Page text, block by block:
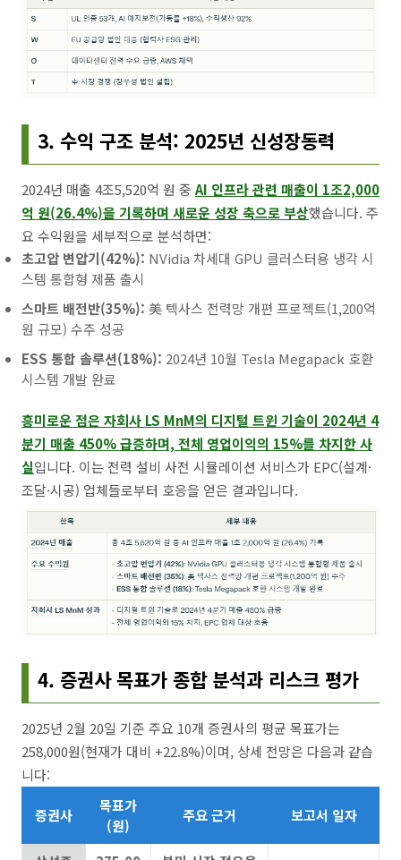
3. 수익 구조 분석: 2025년 신성장동력
2024년 매출 4조5,520억 원 중 AI 인프라 관련 매출이 1조2,000
억 원(26.4%)을 기록하며 새로운 성장 축으로 부상했습니다. 주
요 수익원을 세부적으로 분석하면:
초고압 변압기(42%): NVidia 차세대 GPU 클러스터용 냉각 시
스템 통합형 제품 출시
스마트 배전반(35%): 美 텍사스 전력망 개편 프로젝트(1,200억
원 규모) 수주 성공
ESS 통합 솔루션(18%): 2024년 10월 Tesla Megapack 호환
시스템 개발 완료
흥미로운 점은 자회사 LS MnM의 디지털 트윈 기술이 2024년 4
분기 매출 450% 급증하며, 전체 영업이익의 15%를 차지한 사
실입니다. 이는 전력 설비 사전 시뮬레이션 서비스가 EPC(설계·
조달·시공) 업체들로부터 호응을 얻은 결과입니다.
4. 증권사 목표가 종합 분석과 리스크 평가
2025년 2월 20일 기준 주요 10개 증권사의 평균 목표가는
258,000원(현재가 대비 +22.8%)이며, 상세 전망은 다음과 같습
니다:
증권사
목표가
(원)
주요 근거 보고서 일자